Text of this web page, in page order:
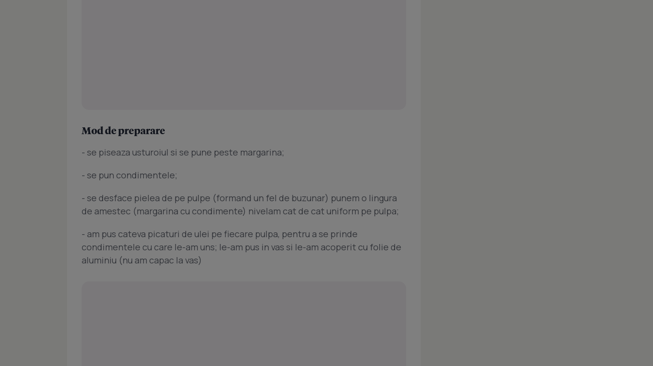
Mod de preparare
- se piseaza usturoiul si se pune peste margarina;
- se pun condimentele;
- se desface pielea de pe pulpe (formand un fel de buzunar) punem o lingura
de amestec (margarina cu condimente) nivelam cat de cat uniform pe pulpa;
- am pus cateva picaturi de ulei pe fiecare pulpa, pentru a se prinde
condimentele cu care le-am uns; le-am pus in vas si le-am acoperit cu folie de
aluminiu (nu am capac la vas)